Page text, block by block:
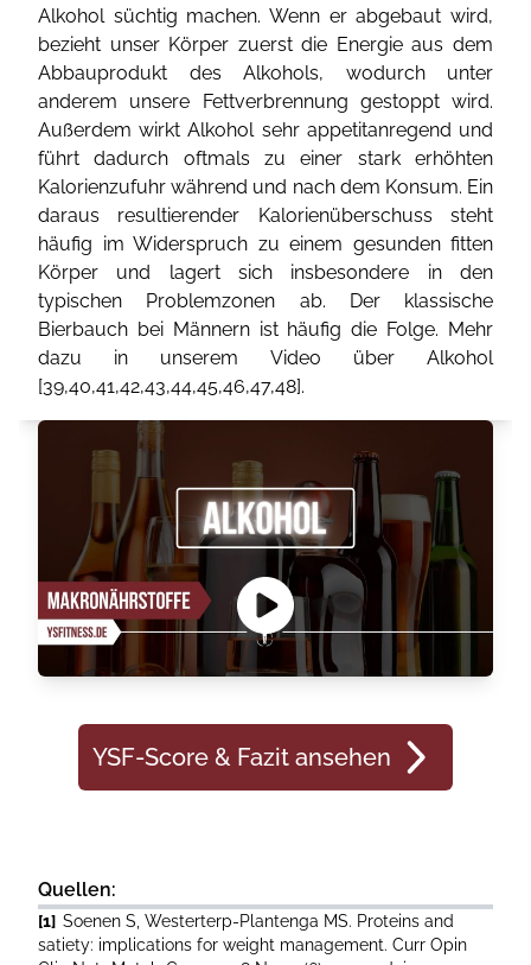
Alkohol süchtig machen. Wenn er abgebaut wird,
bezieht unser Körper zuerst die Energie aus dem
Abbauprodukt des Alkohols, wodurch unter
anderem unsere Fettverbrennung gestoppt wird.
Außerdem wirkt Alkohol sehr appetitanregend und
führt dadurch oftmals zu einer stark erhöhten
Kalorienzufuhr während und nach dem Konsum. Ein
daraus resultierender Kalorienüberschuss steht
häufig im Widerspruch zu einem gesunden fitten
Körper und lagert sich insbesondere in den
typischen Problemzonen ab. Der klassische
Bierbauch bei Männern ist häufig die Folge. Mehr
dazu in unserem Video über Alkohol
[39,40,41,42,43,44,45,46,47,48].
YSF-Score & Fazit ansehen
Quellen:
[1] Soenen S, Westerterp-Plantenga MS. Proteins and
satiety: implications for weight management. Curr Opin